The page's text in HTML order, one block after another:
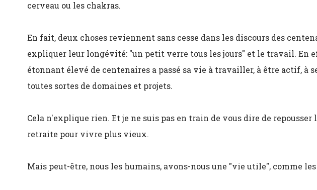
cerveau ou les chakras.
En fait, deux choses reviennent sans cesse dans les discours des
expliquer leur longévité: "un petit verre tous les jours" et le travail. En
étonnant élevé de centenaires a passé sa vie à travailler, à être actif, à
toutes sortes de domaines et projets.
Cela n'explique rien. Et je ne suis pas en train de vous dire de repousser
retraite pour vivre plus vieux.
Mais peut-être, nous les humains, avons-nous une "vie utile", comme